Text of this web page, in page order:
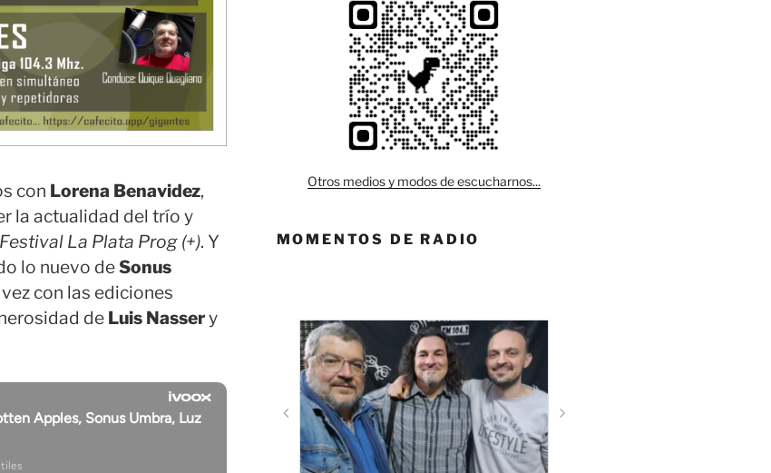
con Lorena Benavidez,
la actualidad del trío y
Festival La Plata Prog (+). Y
lo nuevo deSonus
con las ediciones
de Luis Nassery
Otros medios y modos de escucharnos...
MOMENTOS DE RADIO